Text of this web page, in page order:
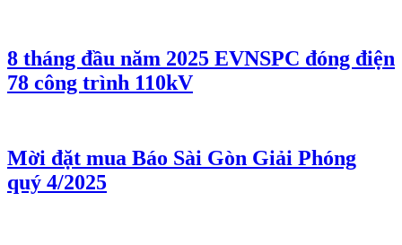
8 tháng đầu năm 2025 EVNSPC đóng điện
78 công trình 110kV
Mời đặt mua Báo Sài Gòn Giải Phóng
quý 4/2025